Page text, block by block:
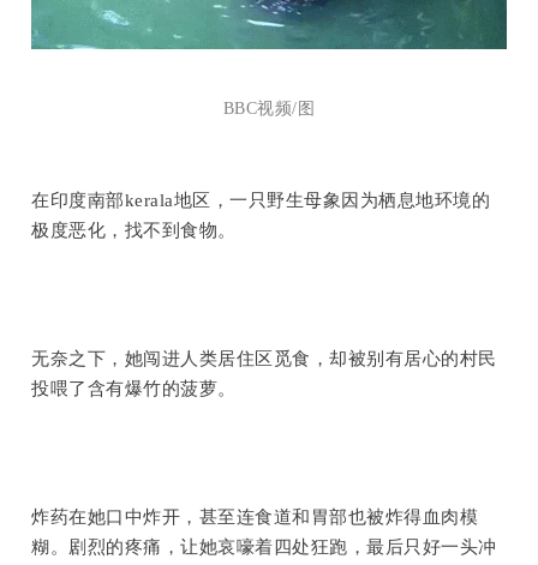
BBC视频/图
在印度南部kerala地区，一只野生母象因为栖息地环境的
极度恶化，找不到食物。
无奈之下，她闯进人类居住区觅食，却被别有居心的村民
投喂了含有爆竹的菠萝。
炸药在她口中炸开，甚至连食道和胃部也被炸得血肉模
糊。剧烈的疼痛，让她哀嚎着四处狂跑，最后只好一头冲